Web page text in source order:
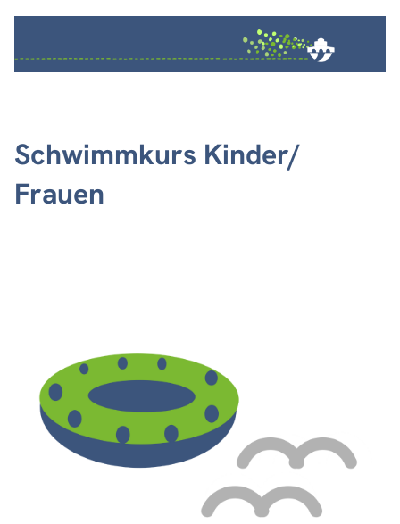
Schwimmkurs Kinder/
Frauen